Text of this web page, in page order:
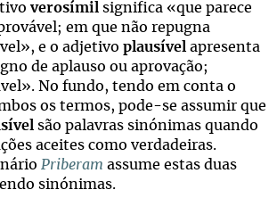
verosímil
significa «que parece
em que não repugna
e o adjetivo plausível apresenta
de aplauso ou aprovação;
No fundo, tendo em conta o
os termos, pode-se assumir que
são palavras sinónimas quando
aceites como verdadeiras.
Priberam assume estas duas
sinónimas.